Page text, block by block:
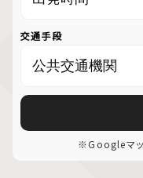
交通手段
※Googleマッ